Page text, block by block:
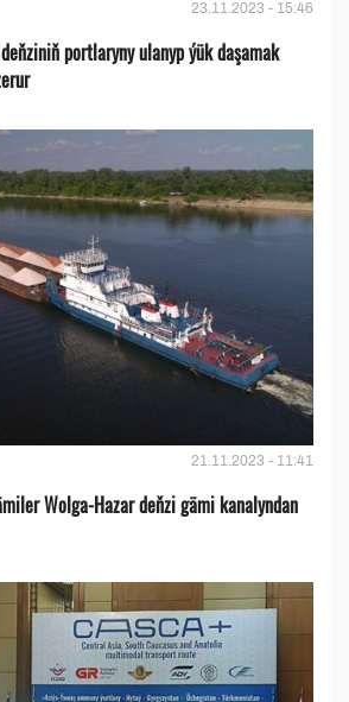
23.11.2023 - 15:46
portlaryny ulanyp ýük daşamak
21.11.2023 - 11:41
Wolga-Hazar deňzi gämi kanalyndan